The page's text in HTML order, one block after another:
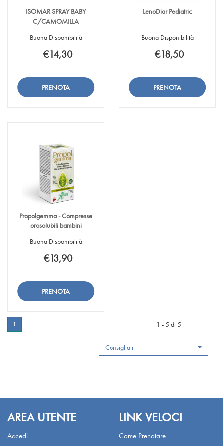
ISOMAR SPRAY BABY
C/CAMOMILLA
Buona Disponibilità
€14,30
Aggiungi ISOMAR
Aggiungi ISOMAR
SPRAY
BABY
Informazioni
su ISOMAR
SPRAY
LenoDiar Pediatric
Buona Disponibilità
€18,50
Aggiungi LenoDiar
Aggiungi LenoDiar
Pediatric alla
wishlist
Informazioni
su LenoDiar
Pediatric
Propolgemma - Compresse
orosolubili bambini
Buona Disponibilità
€13,90
Aggiungi Propolgemma
Aggiungi Propolgemma
-
Compresse
Informazioni
su Propolgemma
-
1 1 - 5 di 5
Consigliati
AREA UTENTE
Accedi
LINK VELOCI
Come Prenotare